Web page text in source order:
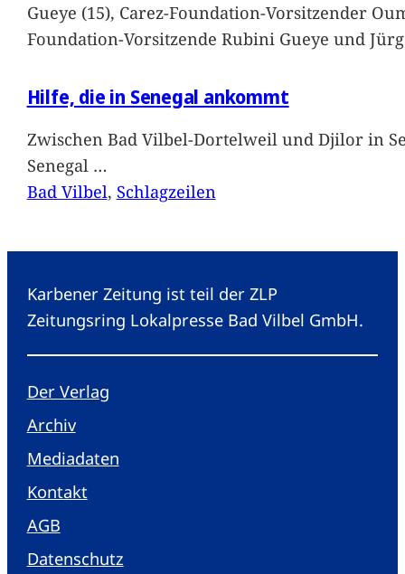
Gueye (15), Carez-Foundation-Vorsitzender
Foundation-Vorsitzende Rubini Gueye und
Hilfe, die in Senegal ankommt
Zwischen Bad Vilbel-Dortelweil und Djilor in
Senegal …
Bad Vilbel, Schlagzeilen
Karbener Zeitung ist teil der ZLP
Zeitungsring Lokalpresse Bad Vilbel GmbH.
Der Verlag
Archiv
Mediadaten
Kontakt
AGB
Datenschutz